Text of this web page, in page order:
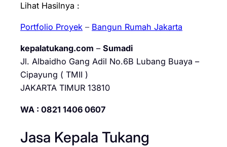
Lihat Hasilnya :
Portfolio Proyek – Bangun Rumah Jakarta
kepalatukang.com – Sumadi
Jl. Albaidho Gang Adil No.6B Lubang Buaya –
Cipayung ( TMII )
JAKARTA TIMUR 13810
WA : 0821 1406 0607
Jasa Kepala Tukang